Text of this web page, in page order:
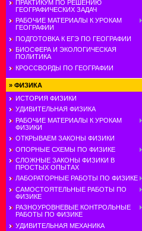
ПРАКТИКУМ ПО РЕШЕНИЮ
ГЕОГРАФИЧЕСКИХ ЗАДАЧ
РАБОЧИЕ МАТЕРИАЛЫ К УРОКАМ
ГЕОГРАФИИ
ПОДГОТОВКА К ЕГЭ ПО ГЕОГРАФИИ
БИОСФЕРА И ЭКОЛОГИЧЕСКАЯ
ПОЛИТИКА
КРОССВОРДЫ ПО ГЕОГРАФИИ
» ФИЗИКА
ИСТОРИЯ ФИЗИКИ
УДИВИТЕЛЬНАЯ ФИЗИКА
РАБОЧИЕ МАТЕРИАЛЫ К УРОКАМ
ФИЗИКИ
ОТКРЫВАЕМ ЗАКОНЫ ФИЗИКИ
ОПОРНЫЕ СХЕМЫ ПО ФИЗИКЕ
СЛОЖНЫЕ ЗАКОНЫ ФИЗИКИ В
ПРОСТЫХ ОПЫТАХ
ЛАБОРАТОРНЫЕ РАБОТЫ ПО ФИЗИКЕ
САМОСТОЯТЕЛЬНЫЕ РАБОТЫ ПО
ФИЗИКЕ
РАЗНОУРОВНЕВЫЕ КОНТРОЛЬНЫЕ
РАБОТЫ ПО ФИЗИКЕ
УДИВИТЕЛЬНАЯ МЕХАНИКА